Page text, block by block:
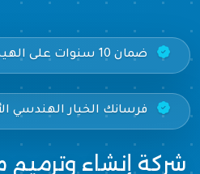
ضمان 10 سنوات على الهيكل الإنشائي والعزل المائي
فرسانك الخيار الهندسي
شركة إنشاء